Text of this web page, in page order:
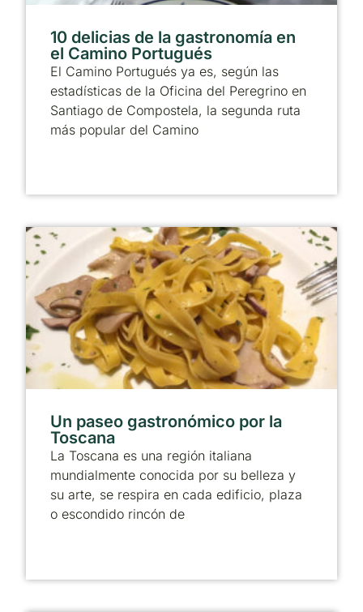
10 delicias de la gastronomía en
el Camino Portugués
El Camino Portugués ya es, según las
estadísticas de la Oficina del Peregrino en
Santiago de Compostela, la segunda ruta
más popular del Camino
Un paseo gastronómico por la
Toscana
La Toscana es una región italiana
mundialmente conocida por su belleza y
su arte, se respira en cada edificio, plaza
o escondido rincón de